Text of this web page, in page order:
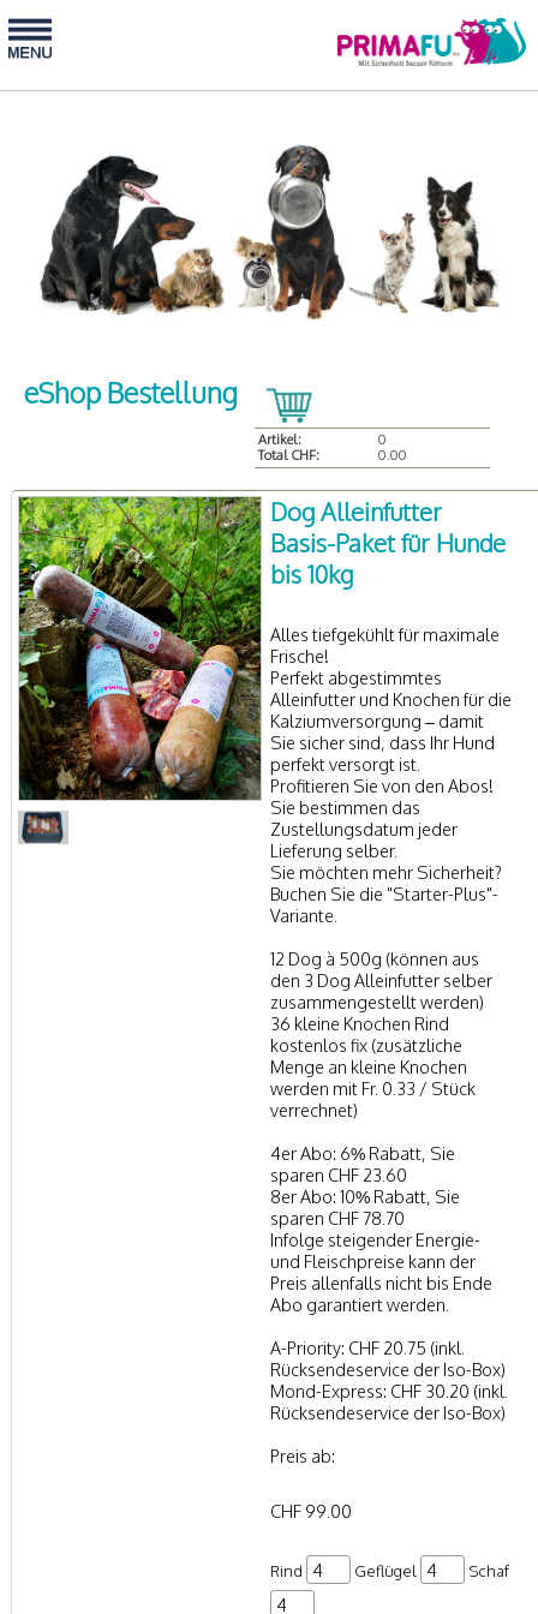
eShop Bestellung
Artikel:
0
Total CHF:
0.00
Dog Alleinfutter
Basis-Paket für Hunde
bis 10kg
Alles tiefgekühlt für maximale
Frische!
Perfekt abgestimmtes
Alleinfutter und Knochen für die
Kalziumversorgung – damit
Sie sicher sind, dass Ihr Hund
perfekt versorgt ist.
Profitieren Sie von den Abos!
Sie bestimmen das
Zustellungsdatum jeder
Lieferung selber.
Sie möchten mehr Sicherheit?
Buchen Sie die "Starter-Plus"-
Variante.
12 Dog à 500g (können aus
den 3 Dog Alleinfutter selber
zusammengestellt werden)
36 kleine Knochen Rind
kostenlos fix (zusätzliche
Menge an kleine Knochen
werden mit Fr. 0.33 / Stück
verrechnet)
4er Abo: 6% Rabatt, Sie
sparen CHF 23.60
8er Abo: 10% Rabatt, Sie
sparen CHF 78.70
Infolge steigender Energie-
und Fleischpreise kann der
Preis allenfalls nicht bis Ende
Abo garantiert werden.
A-Priority: CHF 20.75 (inkl.
Rücksendeservice der Iso-Box)
Mond-Express: CHF 30.20 (inkl.
Rücksendeservice der Iso-Box)
Preis ab:
CHF 99.00
Rind Geflügel Schaf